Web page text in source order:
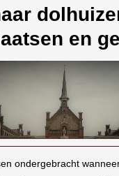
en
ondergebracht